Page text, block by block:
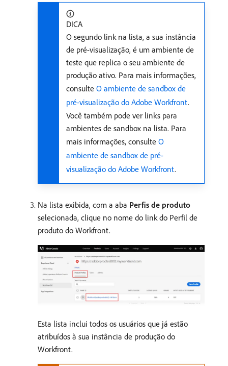
DICA
O segundo link na lista, a sua instância
de pré-visualização, é um ambiente de
teste que replica o seu ambiente de
produção ativo. Para mais informações,
consulte O ambiente de sandbox de
pré-visualização do Adobe Workfront.
Você também pode ver links para
ambientes de sandbox na lista. Para
mais informações, consulte O
ambiente de sandbox de pré-
visualização do Adobe Workfront.
Na lista exibida, com a aba Perfis de produto
selecionada, clique no nome do link do Perfil de
produto do Workfront.
Esta lista inclui todos os usuários que já estão
atribuídos à sua instância de produção do
Workfront.